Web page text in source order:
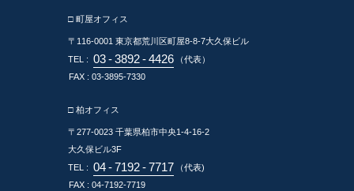
□ 町屋オフィス
〒116-0001 東京都荒川区町屋8-8-7大久保ビル
TEL : 03 - 3892 - 4426
（代表）
FAX : 03-3895-7330
□ 柏オフィス
〒277-0023 千葉県柏市中央1-4-16-2
大久保ビル3F
TEL : 04 - 7192 - 7717
（代表)
FAX : 04-7192-7719